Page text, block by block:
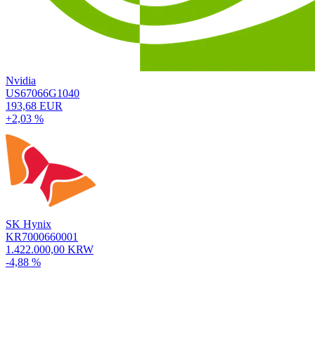
Nvidia
US67066G1040
193,68 EUR
+2,03 %
SK Hynix
KR7000660001
1.422.000,00 KRW
-4,88 %